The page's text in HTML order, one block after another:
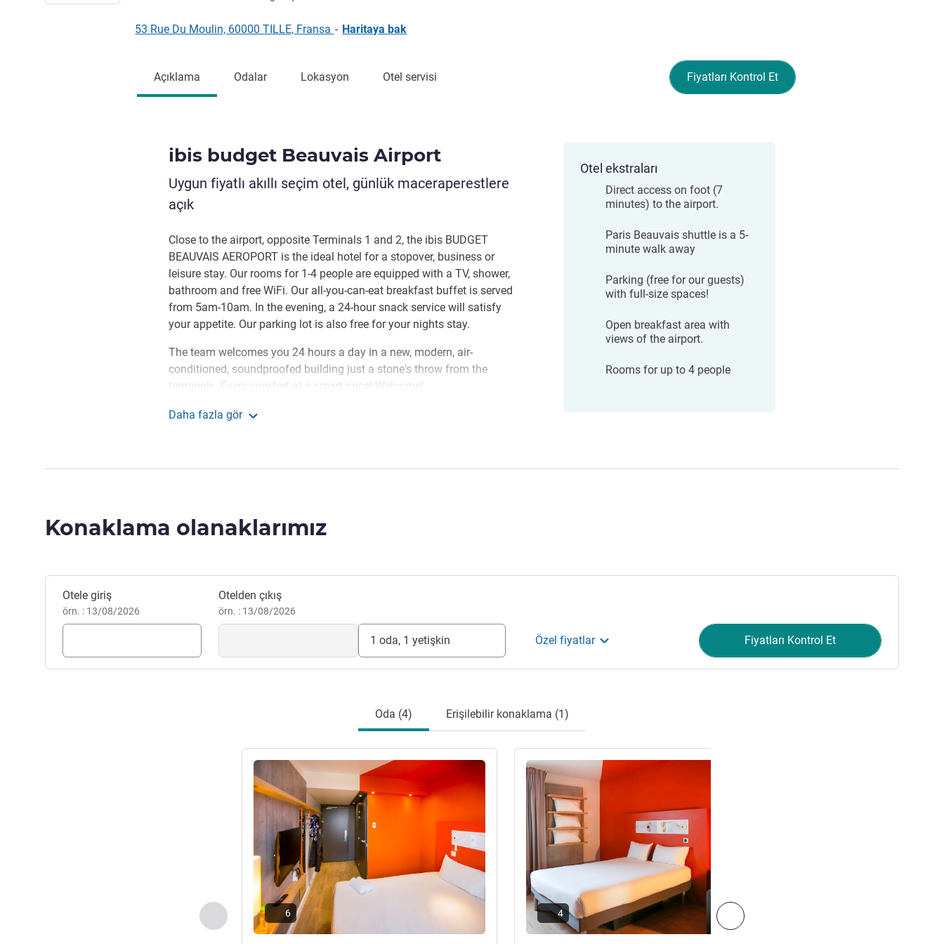
53 Rue Du Moulin, 60000 TILLE, Fransa - Haritaya bak
Fiyatları Kontrol Et
Açıklama Odalar Lokasyon Otel servisi
ibis budget Beauvais Airport
Uygun fiyatlı akıllı seçim otel, günlük maceraperestlere
açık
Close to the airport, opposite Terminals 1 and 2, the ibis BUDGET
BEAUVAIS AEROPORT is the ideal hotel for a stopover, business or
leisure stay. Our rooms for 1-4 people are equipped with a TV, shower,
bathroom and free WiFi. Our all-you-can-eat breakfast buffet is served
from 5am-10am. In the evening, a 24-hour snack service will satisfy
your appetite. Our parking lot is also free for your nights stay.
The team welcomes you 24 hours a day in a new, modern, air-
conditioned, soundproofed building just a stone's throw from the
terminals. Every comfort at a smart price! Welcome!
"Our wonderful story begins with you! Our new hotel and new team
KATHLEEN PIGNOL Otel Yönetimi
Daha fazla gör
Otel ekstraları
Direct access on foot (7
minutes) to the airport.
Paris Beauvais shuttle is a 5-
minute walk away
Parking (free for our guests)
with full-size spaces!
Open breakfast area with
views of the airport.
Rooms for up to 4 people
Konaklama olanaklarımız
Bu otelde rezervasyon yaptırın
Otele giriş
örn. : 13/08/2026
Otelden çıkış
örn. : 13/08/2026
1 oda, 1 yetişkin Özel fiyatlar Fiyatları Kontrol Et
Oda (4) Erişilebilir konaklama (1)
Önceki - Oda Sonraki - Oda
Ayrıntıları göster
6
Ayrıntıları göster
4